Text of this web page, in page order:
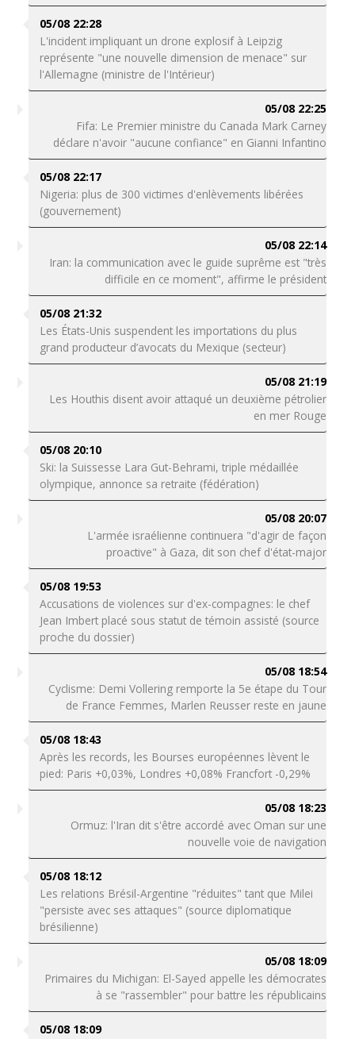
05/08 22:28
L'incident impliquant un drone explosif à Leipzig
représente "une nouvelle dimension de menace" sur
l'Allemagne (ministre de l'Intérieur)
05/08 22:25
Fifa: Le Premier ministre du Canada Mark Carney
déclare n'avoir "aucune confiance" en Gianni Infantino
05/08 22:17
Nigeria: plus de 300 victimes d'enlèvements libérées
(gouvernement)
05/08 22:14
Iran: la communication avec le guide suprême est "très
difficile en ce moment", affirme le président
05/08 21:32
Les États-Unis suspendent les importations du plus
grand producteur d’avocats du Mexique (secteur)
05/08 21:19
Les Houthis disent avoir attaqué un deuxième pétrolier
en mer Rouge
05/08 20:10
Ski: la Suissesse Lara Gut-Behrami, triple médaillée
olympique, annonce sa retraite (fédération)
05/08 20:07
L'armée israélienne continuera "d'agir de façon
proactive" à Gaza, dit son chef d'état-major
05/08 19:53
Accusations de violences sur d'ex-compagnes: le chef
Jean Imbert placé sous statut de témoin assisté (source
proche du dossier)
05/08 18:54
Cyclisme: Demi Vollering remporte la 5e étape du Tour
de France Femmes, Marlen Reusser reste en jaune
05/08 18:43
Après les records, les Bourses européennes lèvent le
pied: Paris +0,03%, Londres +0,08% Francfort -0,29%
05/08 18:23
Ormuz: l'Iran dit s'être accordé avec Oman sur une
nouvelle voie de navigation
05/08 18:12
Les relations Brésil-Argentine "réduites" tant que Milei
"persiste avec ses attaques" (source diplomatique
brésilienne)
05/08 18:09
Primaires du Michigan: El-Sayed appelle les démocrates
à se "rassembler" pour battre les républicains
05/08 18:09